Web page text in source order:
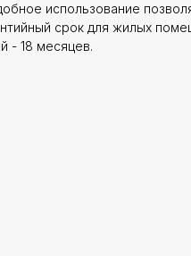
использование
срок для жилых
- 18 месяцев.